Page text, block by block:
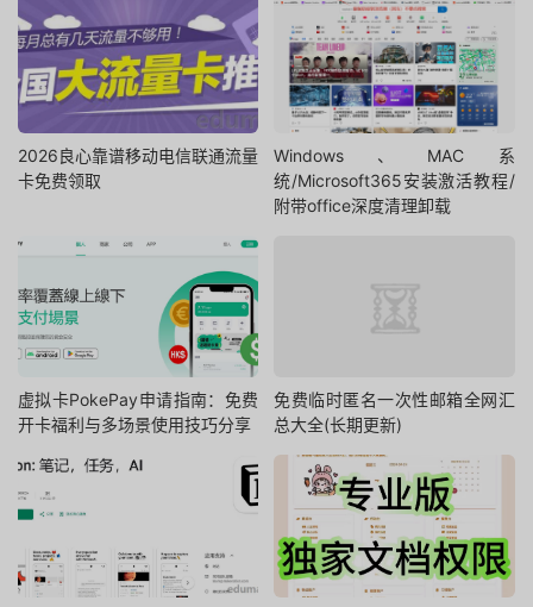
2026良心靠谱移动电信联通流量
卡免费领取
Windows、MAC系
统/Microsoft365安装激活教程/
附带office深度清理卸载
虚拟卡PokePay申请指南：免费
开卡福利与多场景使用技巧分享
免费临时匿名一次性邮箱全网汇
总大全(长期更新)